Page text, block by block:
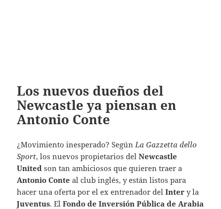
Los nuevos dueños del
Newcastle ya piensan en
Antonio Conte
¿Movimiento inesperado?SegúnLa Gazzetta dello
Sport, los nuevos propietarios delNewcastle
United son tan ambiciosos que quieren traer a
Antonio Conte al club inglés, y están listos para
hacer una oferta por el ex entrenador delInter y la
Juventus. ElFondo de Inversión Pública de Arabia